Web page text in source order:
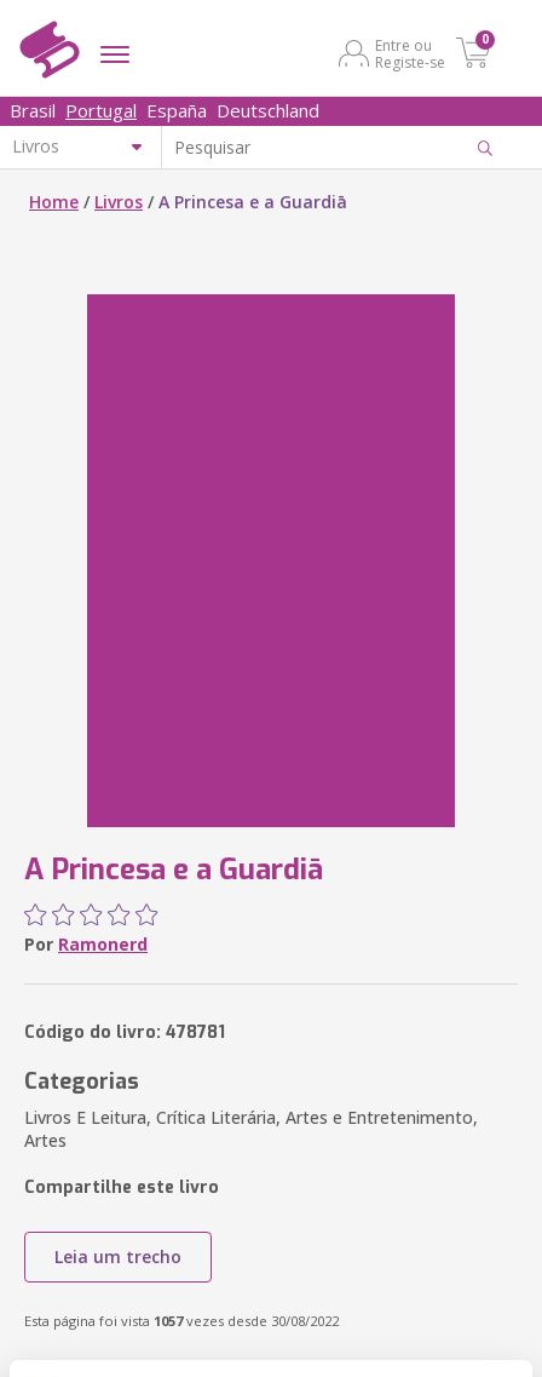
Entre ou
Registe-se
0
Brasil Portugal España Deutschland
Home / Livros /A Princesa e a Guardiā
A Princesa e a Guardiā
Por Ramonerd
Código do livro: 478781
Categorias
Livros E Leitura, Crítica Literária, Artes e Entretenimento,
Artes
Compartilhe este livro
Leia um trecho
Esta página foi vista 1057vezes desde 30/08/2022